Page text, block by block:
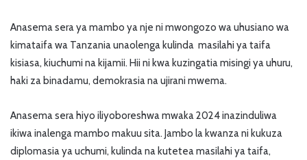
Anasema sera ya mambo ya nje ni mwongozo wa uhusiano wa
kimataifa wa Tanzania unaolenga kulinda masilahi ya taifa
kisiasa, kiuchumi na kijamii. Hii ni kwa kuzingatia misingi ya uhuru,
haki za binadamu, demokrasia na ujirani mwema.
Anasema sera hiyo iliyoboreshwa mwaka 2024 inazinduliwa
ikiwa inalenga mambo makuu sita. Jambo la kwanza ni kukuza
diplomasia ya uchumi, kulinda na kutetea masilahi ya taifa,